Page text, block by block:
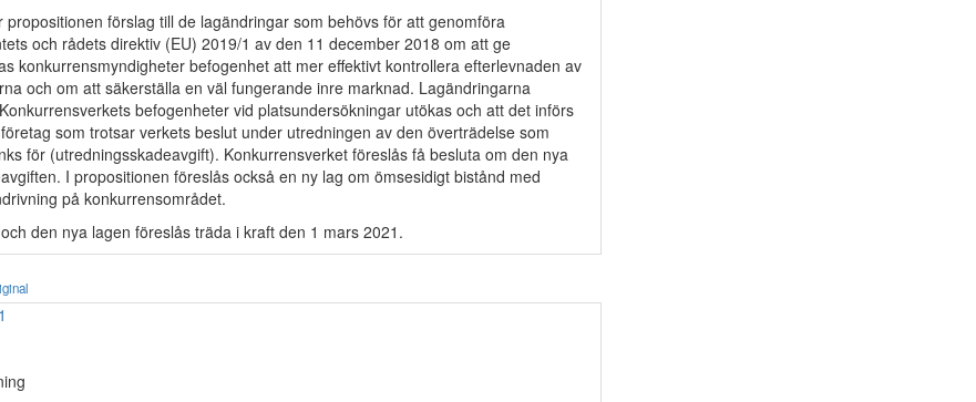
propositionen förslag till de lagändringar som behövs för att genomföra
och rådets direktiv (EU) 2019/1 av den 11 december 2018 om att ge
konkurrensmyndigheter befogenhet att mer effektivt kontrollera efterlevnaden av
och om att säkerställa en väl fungerande inre marknad. Lagändringarna
befogenheter vid platsundersökningar utökas och att det införs
som trotsar verkets beslut under utredningen av den överträdelse som
för (utredningsskadeavgift). Konkurrensverket föreslås få besluta om den nya
I propositionen föreslås också en ny lag om ömsesidigt bistånd med
på konkurrensområdet.
den nya lagen föreslås träda i kraft den 1 mars 2021.